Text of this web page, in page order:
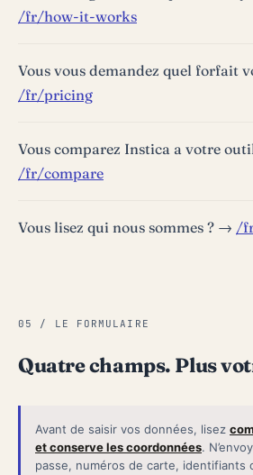
/fr/how-it-works
Vous vous demandez quel forfait
/fr/pricing
Vous comparez Instica a votre
/fr/compare
Vous lisez qui nous sommes ? → /
05 / LE FORMULAIRE
Quatre champs. Plus
Avant de saisir vos données, lisez
et conserve les coordonnées.
passe, numéros de carte, identifiants